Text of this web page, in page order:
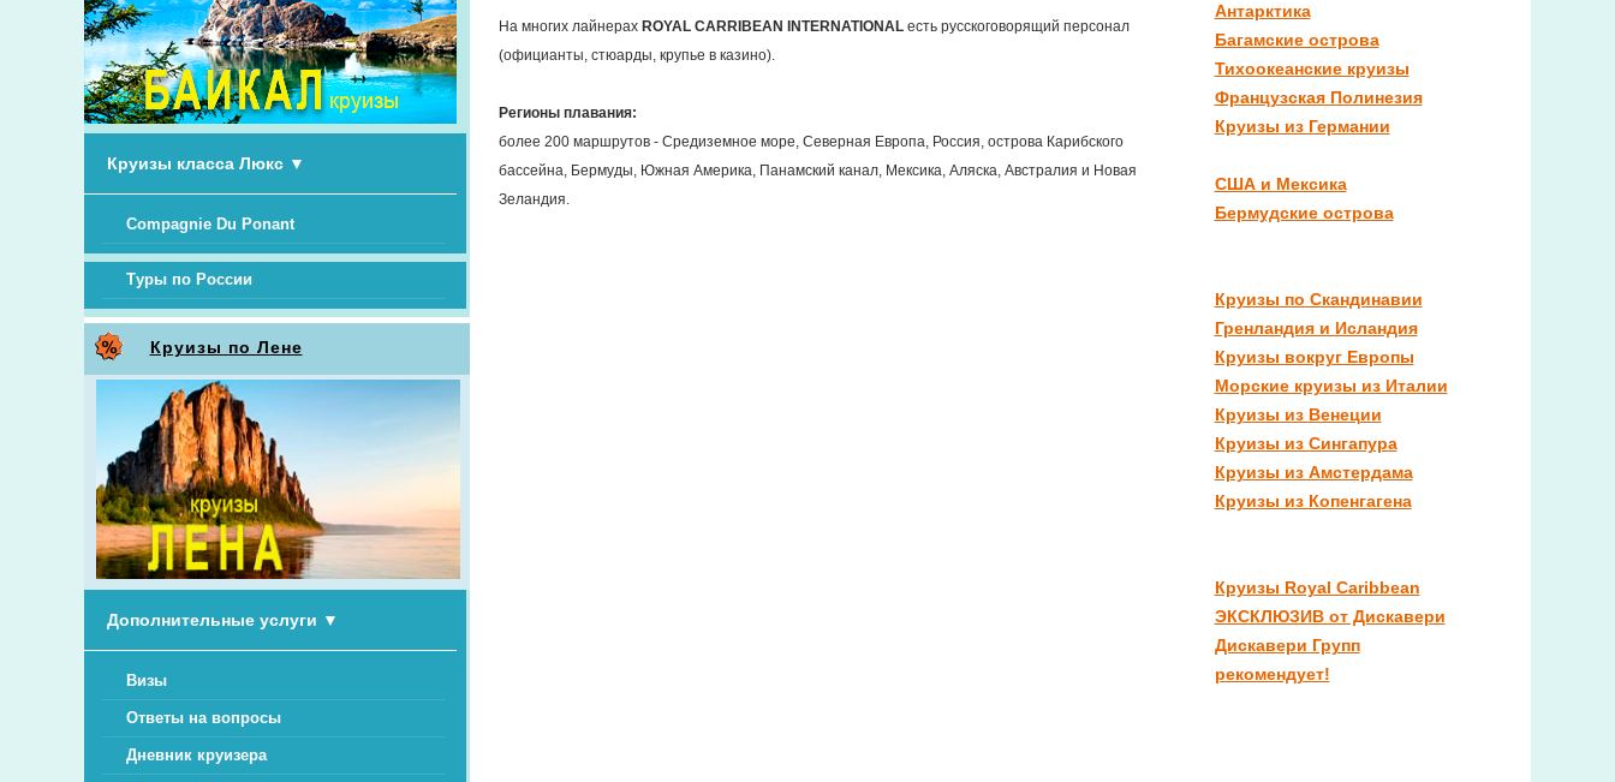
Круизы класса Люкс ▼
Compagnie Du Ponant
Туры по России
Круизы по Лене
Дополнительные услуги ▼
Визы
Ответы на вопросы
Дневник круизера
На многих лайнерах ROYAL CARRIBEAN INTERNATIONAL есть русскоговорящий персонал
(официанты, стюарды, крупье в казино).
Регионы плавания:
более 200 маршрутов - Средиземное море, Северная Европа, Россия, острова Карибского
бассейна, Бермуды, Южная Америка, Панамский канал, Мексика, Аляска, Австралия и Новая
Зеландия.
Антарктика
Багамские острова
Тихоокеанские круизы
Французская Полинезия
Круизы из Германии
США и Мексика
Бермудские острова
Круизы по Скандинавии
Гренландия и Исландия
Круизы вокруг Европы
Морские круизы из Италии
Круизы из Венеции
Круизы из Сингапура
Круизы из Амстердама
Круизы из Копенгагена
Круизы Royal Caribbean
ЭКСКЛЮЗИВ от Дискавери
Дискавери Групп
рекомендует!